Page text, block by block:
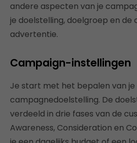
andere aspecten van je
je doelstelling, doelgroep en de
advertentie.
Campaign-instellingen
Je start met het bepalen van je
campagnedoelstelling. De
verdeeld in drie fases van de
Awareness, Consideration en